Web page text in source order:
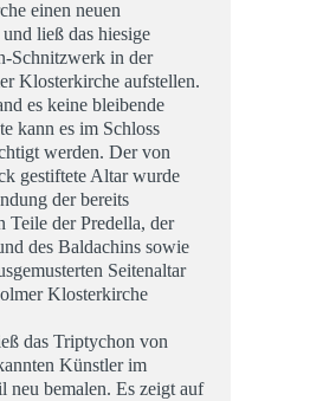
einen neuen
ließ das hiesige
Schnitzwerk in der
Klosterkirche aufstellen.
es keine bleibende
kann es im Schloss
werden. Der von
gestiftete Altar wurde
der bereits
Teile der Predella, der
des Baldachins sowie
Seitenaltar
Klosterkirche
das Triptychon von
Künstler im
neu bemalen. Es zeigt auf